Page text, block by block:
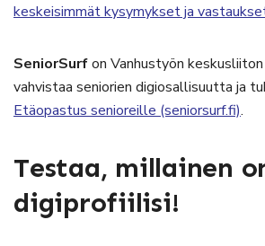
keskeisimmät kysymykset ja
SeniorSurfon Vanhustyön
vahvistaa seniorien digiosallisuutta ja
Etäopastus senioreille (seniorsurf.fi).
Testaa, millainen
digiprofiilisi!